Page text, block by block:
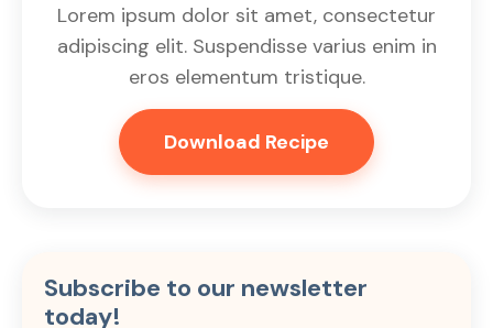
Lorem ipsum dolor sit amet, consectetur
adipiscing elit. Suspendisse varius enim in
eros elementum tristique.
Download Recipe
Subscribe to our newsletter
today!